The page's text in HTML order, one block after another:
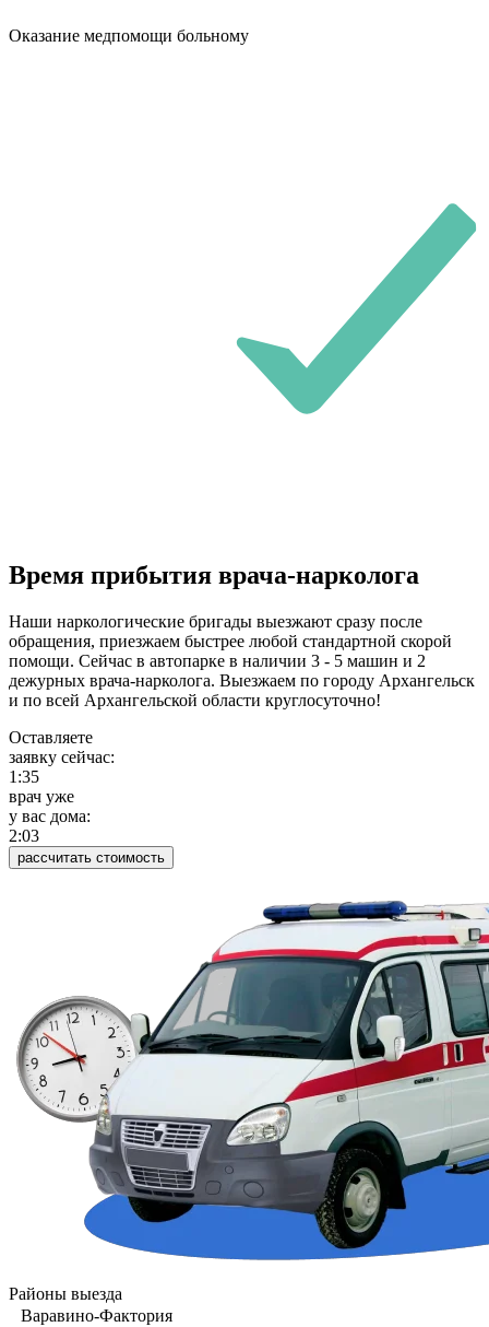
Оказание медпомощи больному
Время прибытия врача-нарколога
Наши наркологические бригады выезжают сразу после
обращения, приезжаем быстрее любой стандартной скорой
помощи. Сейчас в автопарке в наличии 3 - 5 машин и 2
дежурных врача-нарколога. Выезжаем по городу Архангельск
и по всей Архангельской области круглосуточно!
Оставляете
заявку сейчас:
1:35
врач уже
у вас дома:
2:03
рассчитать стоимость
Районы выезда
Варавино-Фактория